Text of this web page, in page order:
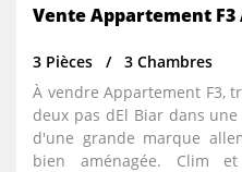
3 Pièces
3 Chambres
À vendre Appartement F3,
deux pas dEl Biar dans
d'une grande marque
bien aménagée. Clim